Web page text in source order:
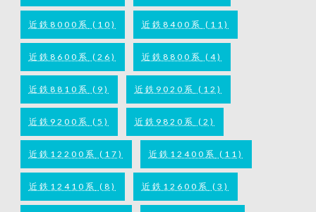
近鉄8000系 (10) 近鉄8400系 (11)
近鉄8600系 (26) 近鉄8800系 (4)
近鉄8810系 (9) 近鉄9020系 (12)
近鉄9200系 (5) 近鉄9820系 (2)
近鉄12200系 (17) 近鉄12400系 (11)
近鉄12410系 (8) 近鉄12600系 (3)